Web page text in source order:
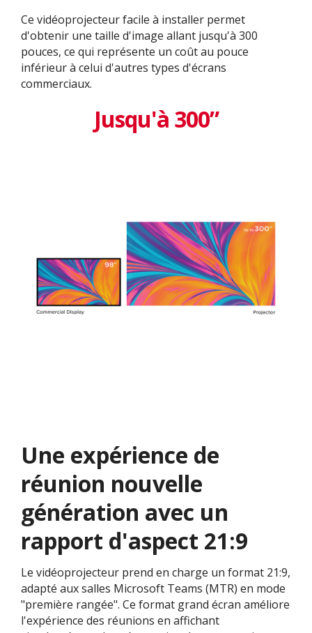
Ce vidéoprojecteur facile à installer permet
d'obtenir une taille d'image allant jusqu'à 300
pouces, ce qui représente un coût au pouce
inférieur à celui d'autres types d'écrans
commerciaux.
Jusqu'à 300”
Une expérience de
réunion nouvelle
génération avec un
rapport d'aspect 21:9
Le vidéoprojecteur prend en charge un format 21:9,
adapté aux salles Microsoft Teams (MTR) en mode
"première rangée". Ce format grand écran améliore
l'expérience des réunions en affichant